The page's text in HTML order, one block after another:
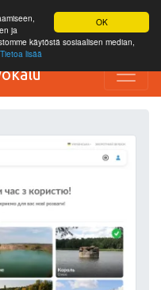
OK
ja
käytöstä sosiaalisen median,
Tietoa lisää